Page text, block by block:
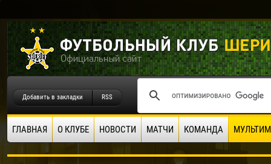
Добавить в закладки RSS
ГЛАВНАЯ О КЛУБЕ НОВОСТИ МАТЧИ КОМАНДА